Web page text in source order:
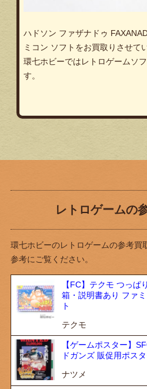
ハドソン ファザナドゥ
ミコン ソフトをお買取りさせて
環七ホビーではレトロゲームソ
す。
レトロゲームの
環七ホビーのレトロゲームの参考買
参考にご覧ください。
【FC】テクモ つっぱ
箱・説明書あり ファ
ト
テクモ
【ゲームポスター】
ドガンズ 販促用ポス
ナツメ